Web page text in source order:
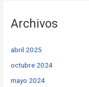
Archivos
abril 2025
octubre 2024
mayo 2024